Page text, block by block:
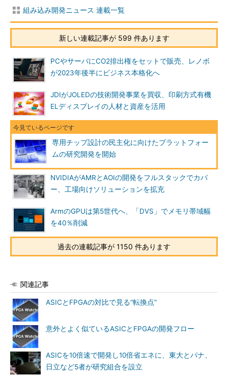
組み込み開発ニュース 連載一覧
新しい連載記事が 599 件あります
PCやサーバにCO2排出権をセットで販売、レノボ
が2023年後半にビジネス本格化へ
JDIがJOLEDの技術開発事業を買収、印刷方式有機
ELディスプレイの人材と資産を活用
専用チップ設計の民主化に向けたプラットフォー
ムの研究開発を開始
NVIDIAがAMRとAOIの開発をフルスタックでカバ
ー、工場向けソリューションを拡充
ArmのGPUは第5世代へ、「DVS」でメモリ帯域幅
を40％削減
過去の連載記事が 1150 件あります
関連記事
ASICとFPGAの対比で見る“転換点”
意外とよく似ているASICとFPGAの開発フロー
ASICを10倍速で開発し10倍省エネに、東大とパナ、
日立など5者が研究組合を設立